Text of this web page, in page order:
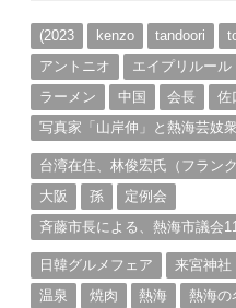
ブ(2023 kenzo tandoori
アントニオ
エイプリルール
ラーメン
中国 会長
佐
写真家「山岸伸」と熱海芸妓
台湾在住、林俊宏氏（フラン
大阪
孫
定例会
斉藤市長による、熱海市議会
日韓グルメフェア
来宮神社
温泉
焼肉 熱海 熱海の